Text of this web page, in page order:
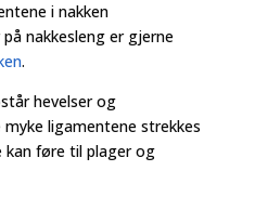
i nakken
nakkesleng er gjerne
.
hevelser og
ligamentene strekkes
føre til plager og